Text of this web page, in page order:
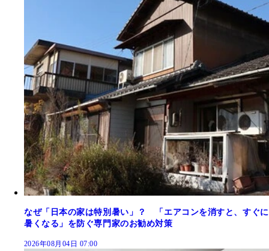
なぜ「日本の家は特別暑い」？ 「エアコンを消すと、すぐに
暑くなる」を防ぐ専門家のお勧め対策
2026年08月04日 07:00